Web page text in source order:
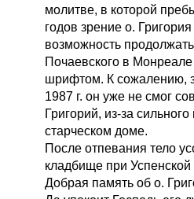
молитве, в которой
годов зрение о.
возможность
Почаевского в
шрифтом. К сожалению,
1987 г. он уже не смог
Григорий, из-за
старческом доме.
После отпевания тело
кладбище при
Добрая память об о.